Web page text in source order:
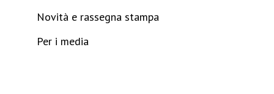
Novità e rassegna stampa
Per i media